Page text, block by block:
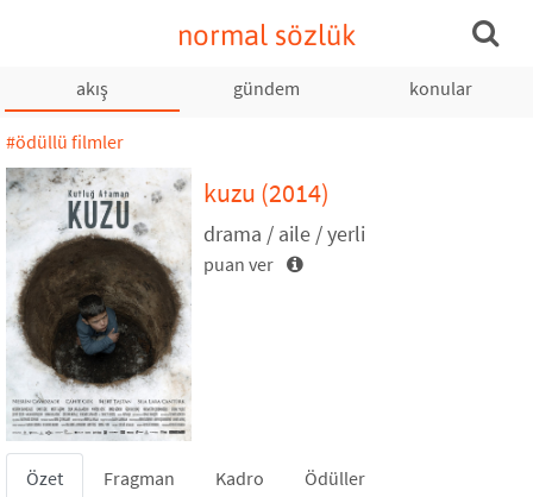
normal sözlük
akış gündem konular
#ödüllü filmler
kuzu (2014)
drama / aile / yerli
puan ver
Özet Fragman Kadro Ödüller